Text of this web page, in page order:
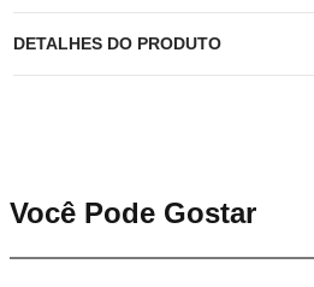
DETALHES DO PRODUTO
Você Pode Gostar